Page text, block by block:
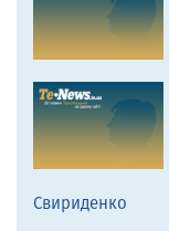
Свириденко